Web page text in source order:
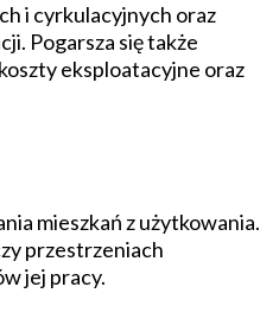
i cyrkulacyjnych oraz
Pogarsza się także
eksploatacyjne oraz
mieszkań z użytkowania.
przestrzeniach
jej pracy.